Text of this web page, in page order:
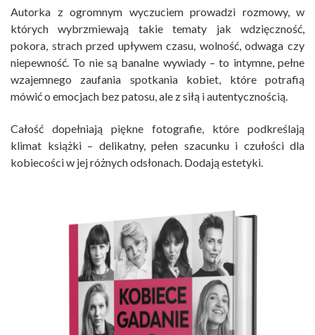
Autorka z ogromnym wyczuciem prowadzi rozmowy, w
których wybrzmiewają takie tematy jak wdzięczność,
pokora, strach przed upływem czasu, wolność, odwaga czy
niepewność. To nie są banalne wywiady – to intymne, pełne
wzajemnego zaufania spotkania kobiet, które potrafią
mówić o emocjach bez patosu, ale z siłą i autentycznością.
Całość dopełniają piękne fotografie, które podkreślają
klimat książki – delikatny, pełen szacunku i czułości dla
kobiecości w jej różnych odsłonach. Dodają estetyki.